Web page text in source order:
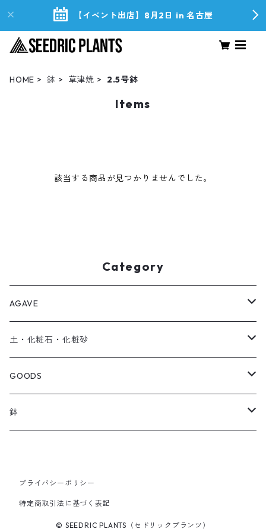
【イベント出店】8月2日 in 名古屋
HOME 鉢 草津焼 2.5号鉢
Items
該当する商品が見つかりませんでした。
Category
AGAVE
SEEDRIC Signature
SEEDRIC Heritage
SEEDRIC Scion
SEEDRIC Select
土・化粧石・化粧砂
アガベ用の土
化粧石・化粧砂
GOODS
ソイルスティック
アパレル
鉢
2.5号鉢
プライバシーポリシー
特定商取引法に基づく表記
© SEEDRIC PLANTS（セドリックプランツ）